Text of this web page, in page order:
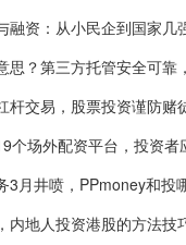
融资：从小民企到国家几
杆交易，股票投资谨防赌
个场外配资平台，投资者
3月井喷，PPmoney和投
内地人投资港股的方法技